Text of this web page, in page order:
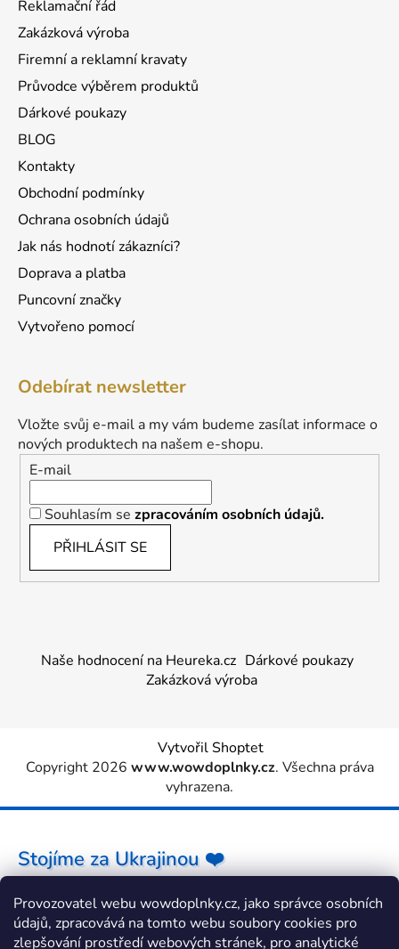
Provozovatel webu wowdoplnky.cz, jako správce osobních
údajů, zpracovává na tomto webu soubory cookies pro
zlepšování prostředí webových stránek, pro analytické
Reklamační řád
Zakázková výroba
Firemní a reklamní kravaty
Průvodce výběrem produktů
Dárkové poukazy
BLOG
Kontakty
Obchodní podmínky
Ochrana osobních údajů
Jak nás hodnotí zákazníci?
Doprava a platba
Puncovní značky
Vytvořeno pomocí
Odebírat newsletter
Vložte svůj e-mail a my vám budeme zasílat informace o
nových produktech na našem e-shopu.
E-mail
Souhlasím se zpracováním osobních údajů.
PŘIHLÁSIT SE
Naše hodnocení na Heureka.cz Dárkové poukazy
Zakázková výroba
Vytvořil Shoptet
Copyright 2026 www.wowdoplnky.cz. Všechna práva
vyhrazena.
Stojíme za Ukrajinou ❤️
Jak a čím pomoci »